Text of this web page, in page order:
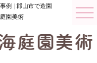
例 | 郡山市で造園
園美術